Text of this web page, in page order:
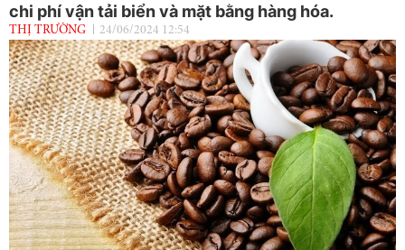
chi phí vận tải biển và mặt bằng hàng hóa.
THỊ TRƯỜNG 24/06/2024 12:54